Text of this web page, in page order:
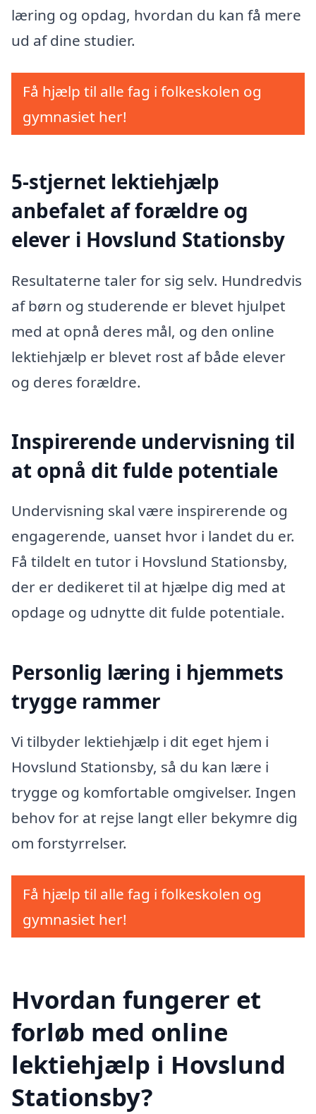
læring og opdag, hvordan du kan få mere
ud af dine studier.
Få hjælp til alle fag i folkeskolen og
gymnasiet her!
5-stjernet lektiehjælp
anbefalet af forældre og
elever i Hovslund Stationsby
Resultaterne taler for sig selv. Hundredvis
af børn og studerende er blevet hjulpet
med at opnå deres mål, og den online
lektiehjælp er blevet rost af både elever
og deres forældre.
Inspirerende undervisning til
at opnå dit fulde potentiale
Undervisning skal være inspirerende og
engagerende, uanset hvor i landet du er.
Få tildelt en tutor i Hovslund Stationsby,
der er dedikeret til at hjælpe dig med at
opdage og udnytte dit fulde potentiale.
Personlig læring i hjemmets
trygge rammer
Vi tilbyder lektiehjælp i dit eget hjem i
Hovslund Stationsby, så du kan lære i
trygge og komfortable omgivelser. Ingen
behov for at rejse langt eller bekymre dig
om forstyrrelser.
Få hjælp til alle fag i folkeskolen og
gymnasiet her!
Hvordan fungerer et
forløb med online
lektiehjælp i Hovslund
Stationsby?